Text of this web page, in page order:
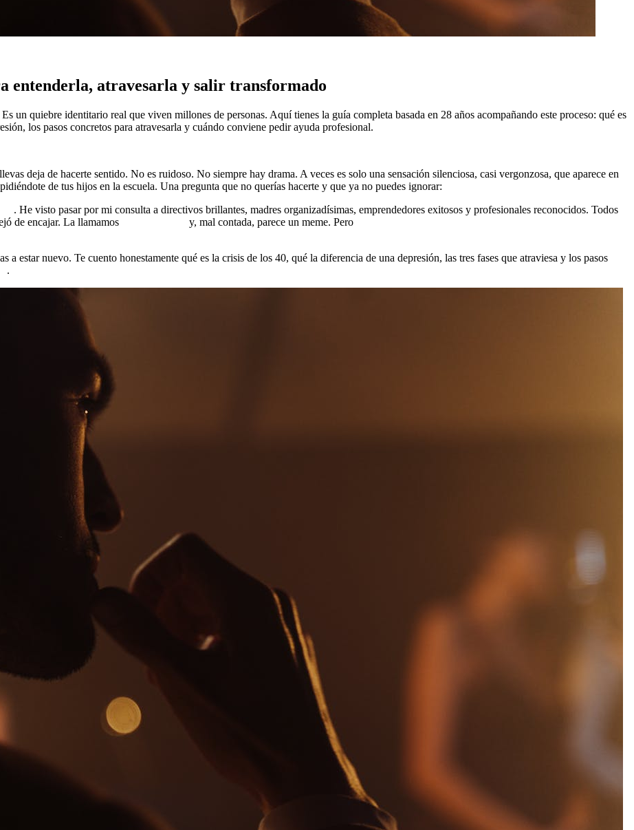
entenderla, atravesarla y salir transformado
un quiebre identitario real que viven millones de personas. Aquí tienes la guía completa basada en 28 años acompañando este proceso: qué es
los pasos concretos para atravesarla y cuándo conviene pedir ayuda profesional.
deja de hacerte sentido. No es ruidoso. No siempre hay drama. A veces es solo una sensación silenciosa, casi vergonzosa, que aparece en
de tus hijos en la escuela. Una pregunta que no querías hacerte y que ya no puedes ignorar:
. He visto pasar por mi consulta a directivos brillantes, madres organizadísimas, emprendedores exitosos y profesionales reconocidos. Todos
de encajar. La llamamos
y, mal contada, parece un meme. Pero
estar nuevo. Te cuento honestamente qué es la crisis de los 40, qué la diferencia de una depresión, las tres fases que atraviesa y los pasos
.